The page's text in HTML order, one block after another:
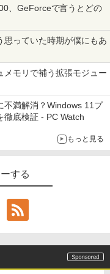
、GeForceで言うとどの
っていた時期が僕にもあ
メモリで補う拡張モジュー
不満解消？Windows 11プ
徹底検証 - PC Watch
もっと見る
する